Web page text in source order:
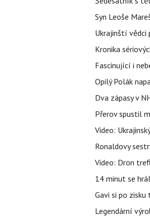
Syn Leoše
Ukrajinští vědci
Kronika
Fascinující i
Opilý Polák
Dva zápasy v
Přerov spustil
Video:
Ronaldovy
Video: Dron
14 minut se
Gavi si po
Legendární